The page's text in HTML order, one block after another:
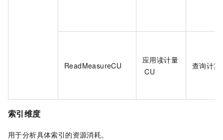
ReadMeasureCU
应用读计量
CU
查询计算
索引维度
用于分析具体索引的资源消耗。